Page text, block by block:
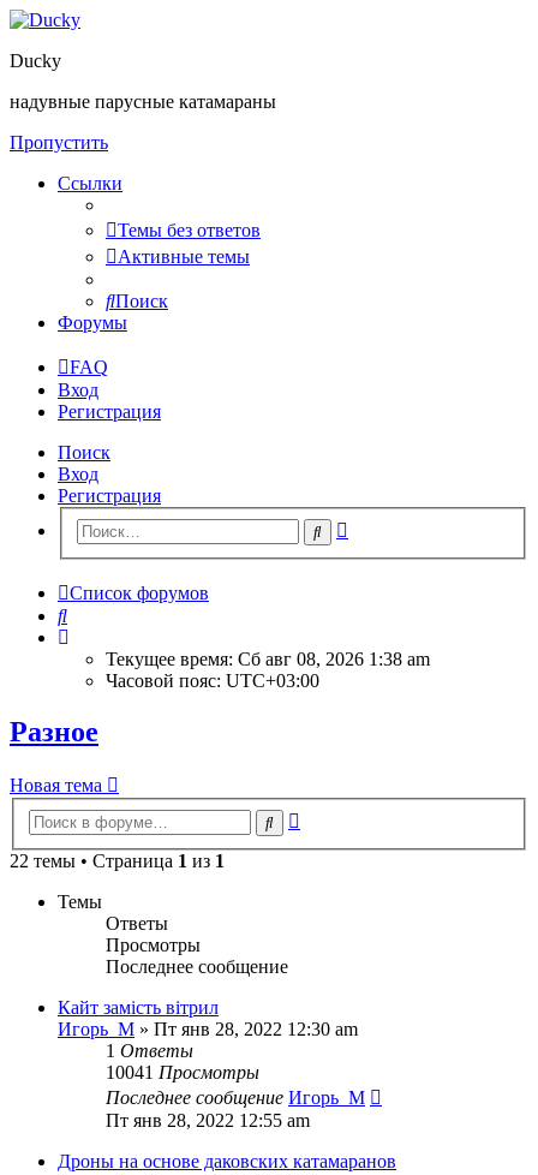
Ducky
надувные парусные катамараны
Пропустить
Ссылки
Темы без ответов
Активные темы
Поиск
Форумы
FAQ
Вход
Регистрация
Поиск
Вход
Регистрация
Поиск
Список форумов
Поиск
Текущее время: Сб авг 08, 2026 1:38 am
Часовой пояс: UTC+03:00
Разное
Новая тема
Поиск
22 темы • Страница 1 из 1
Темы
Ответы
Просмотры
Последнее сообщение
Кайт замість вітрил
Игорь_М » Пт янв 28, 2022 12:30 am
1 Ответы
10041 Просмотры
Последнее сообщение Игорь_М
Пт янв 28, 2022 12:55 am
Дроны на основе даковских катамаранов